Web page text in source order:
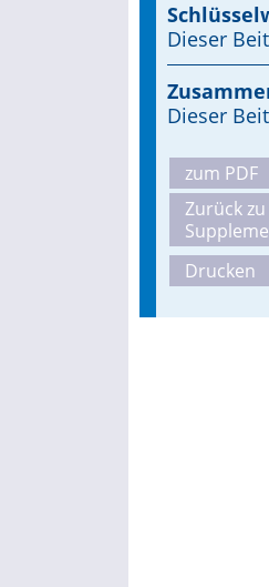
Dieser
Dieser
zum PDF
Zurück
Drucken